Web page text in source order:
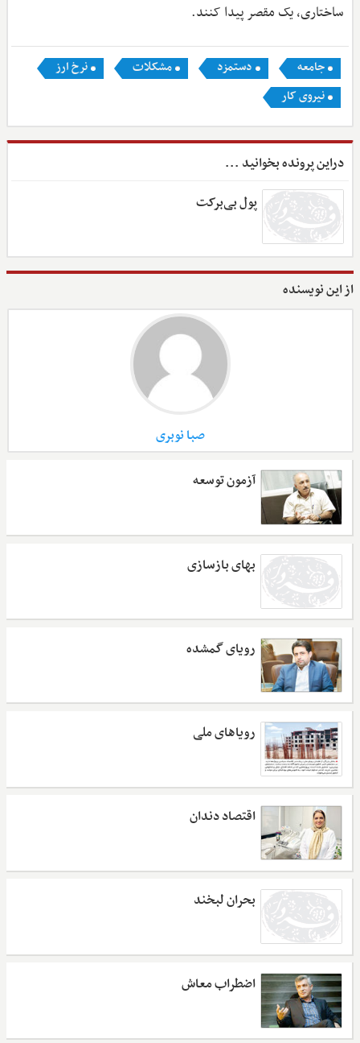
ساختاری، یک مقصر پیدا کنند.
جامعه دستمزد مشکلات
نرخ ارز
نیروی کار
دراین پرونده بخوانید ...
پول بی‌برکت
از این نویسنده
صبا نوبری
آزمون توسعه
بهای بازسازی
رویای گمشده
رویاهای ملی
اقتصاد دندان
بحران لبخند
اضطراب معاش